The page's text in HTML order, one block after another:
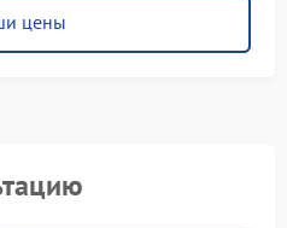
цены